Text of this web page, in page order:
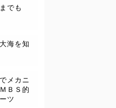
でも
海を知
メカニ
ＢＳ的
ツ